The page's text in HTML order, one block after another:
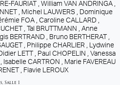
FAURIAT , William VAN ANDRINGA ,
, Michel LAUWERS , Dominique
FOA , Caroline CALLARD ,
,
Tal BRUTTMANN , Anne
BERTRAND , Bruno BERTHERAT ,
, Philippe CHARLIER , Lydwine
LETT , Paul CHOPELIN , Vanessa
Isabelle CARTRON , Marie FAVEREAU
, Flavie LEROUX
, Salle 1